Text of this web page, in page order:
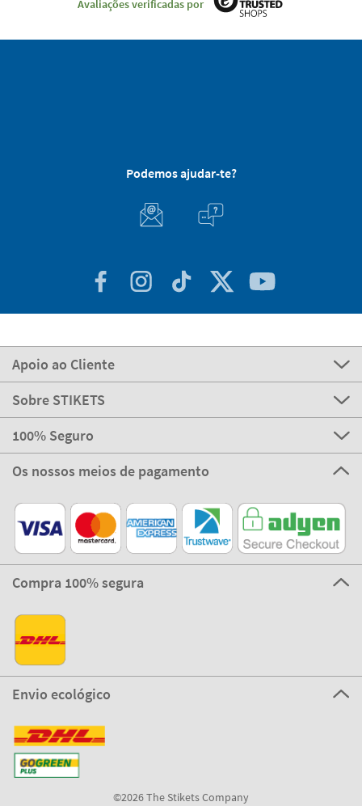
Avaliações verificadas por
Podemos ajudar-te?
Apoio ao Cliente
Sobre STIKETS
100% Seguro
Os nossos meios de pagamento
Compra 100% segura
Envio ecológico
©2026 The Stikets Company